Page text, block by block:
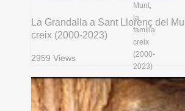
La Grandalla a Sant Llorenç del
creix (2000-2023)
2959 Views